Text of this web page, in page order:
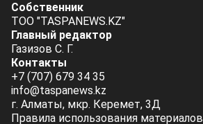
Собственник
ТОО "TASPANEWS.KZ"
Главный редактор
Газизов С. Г.
Контакты
+7 (707) 679 34 35
info@taspanews.kz
г. Алматы, мкр. Керемет, 3Д
Правила использования материалов